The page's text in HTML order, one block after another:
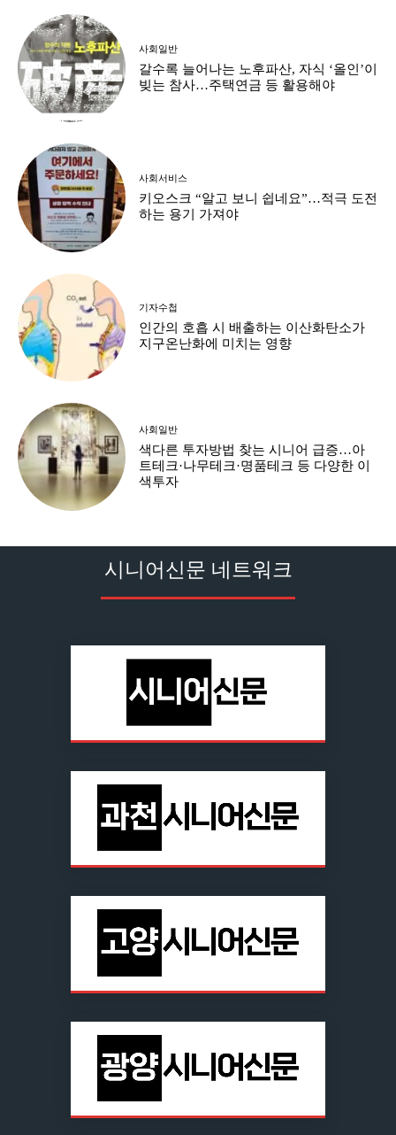
사회일반
갈수록 늘어나는 노후파산, 자식 ‘올인’이
빚는 참사…주택연금 등 활용해야
사회서비스
키오스크 “알고 보니 쉽네요”…적극 도전
하는 용기 가져야
기자수첩
인간의 호흡 시 배출하는 이산화탄소가
지구온난화에 미치는 영향
사회일반
색다른 투자방법 찾는 시니어 급증…아
트테크·나무테크·명품테크 등 다양한 이
색투자
시니어신문 네트워크